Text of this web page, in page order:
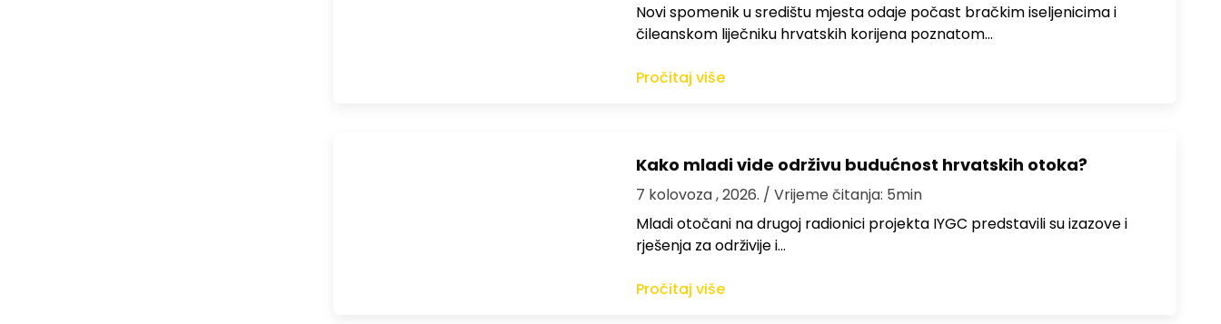
Novi spomenik u središtu mjesta odaje počast bračkim iseljenicima i
čileanskom liječniku hrvatskih korijena poznatom…
Pročitaj više
Kako mladi vide održivu budućnost hrvatskih otoka?
7 kolovoza , 2026. / Vrijeme čitanja: 5min
Mladi otočani na drugoj radionici projekta IYGC predstavili su izazove i
rješenja za održivije i…
Pročitaj više